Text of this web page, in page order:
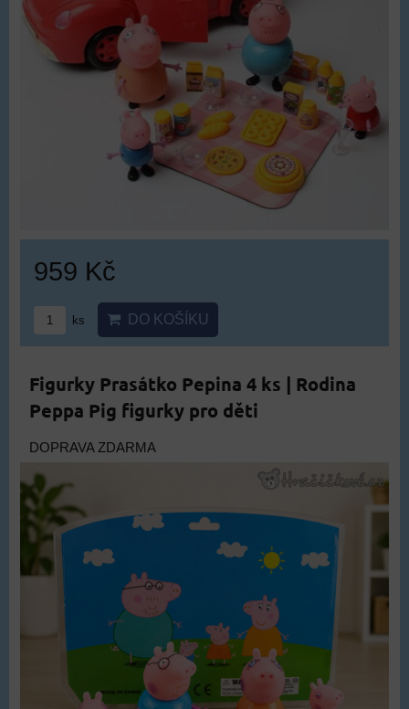
959 Kč
ks DO KOŠÍKU
Figurky Prasátko Pepina 4 ks | Rodina
Peppa Pig figurky pro děti
DOPRAVA ZDARMA